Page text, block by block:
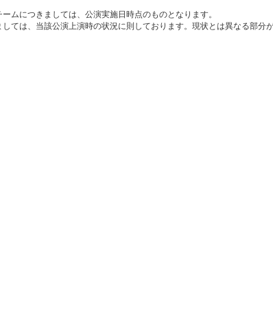
ムにつきましては、公演実施日時点のものとなります。
ては、当該公演上演時の状況に則しております。現状とは異なる部分